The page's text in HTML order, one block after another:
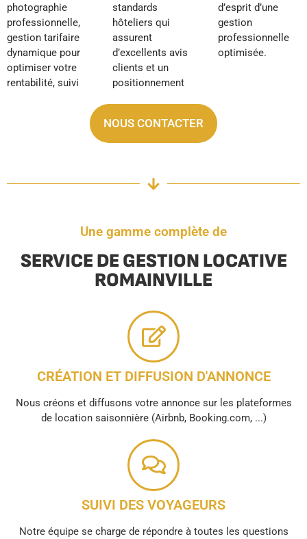
photographie
professionnelle,
gestion tarifaire
dynamique pour
optimiser votre
rentabilité, suivi
standards
hôteliers qui
assurent
d’excellents avis
clients et un
positionnement
d’esprit d’une
gestion
professionnelle
optimisée.
NOUS CONTACTER
Une gamme complète de
SERVICE DE GESTION LOCATIVE
ROMAINVILLE
CRÉATION ET DIFFUSION D'ANNONCE
Nous créons et diffusons votre annonce sur les plateformes
de location saisonnière (Airbnb, Booking.com, ...)
SUIVI DES VOYAGEURS
Notre équipe se charge de répondre à toutes les questions